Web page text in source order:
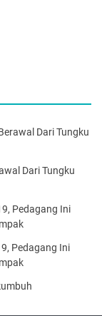
Dari Tungku
Dari Tungku
Pedagang Ini
Pedagang Ini